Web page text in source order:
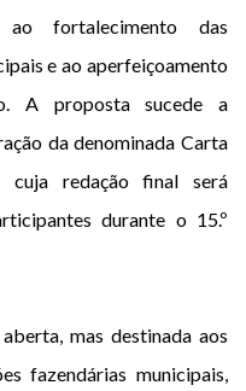
ao fortalecimento das
e ao aperfeiçoamento
A proposta sucede a
da denominada Carta
cuja redação final será
durante o 15.º
mas destinada aos
fazendárias municipais,